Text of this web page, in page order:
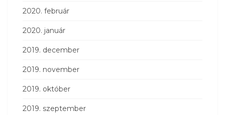
2020. február
2020. január
2019. december
2019. november
2019. október
2019. szeptember